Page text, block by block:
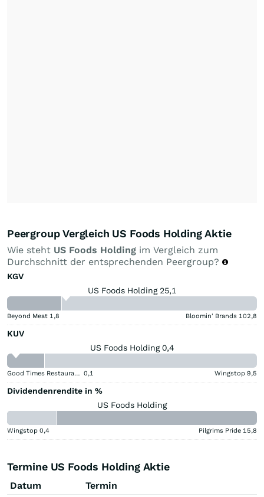
Peergroup Vergleich US Foods Holding Aktie
Wie steht US Foods Holding im Vergleich zum
Durchschnitt der entsprechenden Peergroup?
KGV
US Foods Holding 25,1
Beyond Meat 1,8 Bloomin' Brands 102,8
KUV
US Foods Holding 0,4
Good Times Restaurants 0,1 Wingstop 9,5
Dividendenrendite in %
US Foods Holding
Wingstop 0,4 Pilgrims Pride 15,8
Termine US Foods Holding Aktie
Datum
Termin